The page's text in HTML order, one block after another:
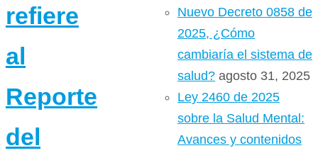
refiere
al
Reporte
del
Nuevo Decreto 0858 de
2025, ¿Cómo
cambiaría el sistema de
salud? agosto 31, 2025
Ley 2460 de 2025
sobre la Salud Mental:
Avances y contenidos